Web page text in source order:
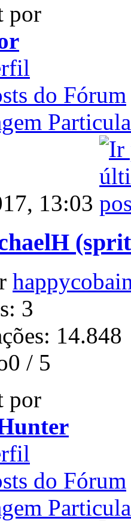
por
do Fórum
13:03
3
14.848
/ 5
por
do Fórum